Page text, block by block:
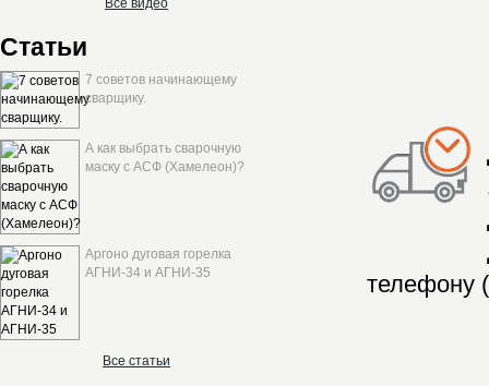
Все видео
Статьи
7 советов начинающему
сварщику.
А как выбрать сварочную
маску с АСФ (Хамелеон)?
Аргоно дуговая горелка
АГНИ-34 и АГНИ-35
Все статьи
телефону